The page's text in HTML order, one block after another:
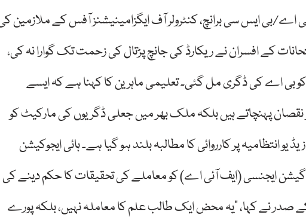
اے/بی ایس سی برانچ، کنٹرولر آف ایگزامینیشنز آفس کے ملازمین
کے افسران نے ریکارڈ کی جانچ پڑتال کی زحمت تک گوارا نہ کی،
اے کی ڈگری مل گئی۔ تعلیمی ماہرین کا کہنا ہے کہ ایسے
پہنچاتے ہیں بلکہ ملک بھر میں جعلی ڈگریوں کی مارکیٹ کو
انتظامیہ پر کارروائی کا مطالبہ بلند ہو گیا ہے۔ ہائی ایجوکیشن
گیشن ایجنسی (ایف آئی اے) کو معاملے کی تحقیقات کا حکم دینے کی
صدر نے کہا، “یہ محض ایک طالب علم کا معاملہ نہیں، بلکہ پورے